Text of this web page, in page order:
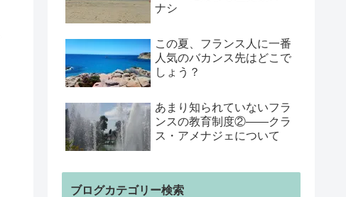
ナシ
この夏、フランス人に一番
人気のバカンス先はどこで
しょう？
あまり知られていないフラ
ンスの教育制度②――クラ
ス・アメナジェについて
ブログカテゴリー検索